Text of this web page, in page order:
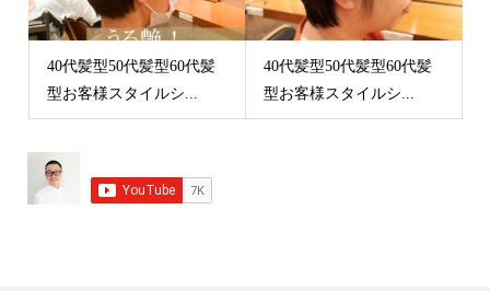
40代髪型50代髪型60代髪
型お客様スタイルシ...
40代髪型50代髪型60代髪
型お客様スタイルシ...